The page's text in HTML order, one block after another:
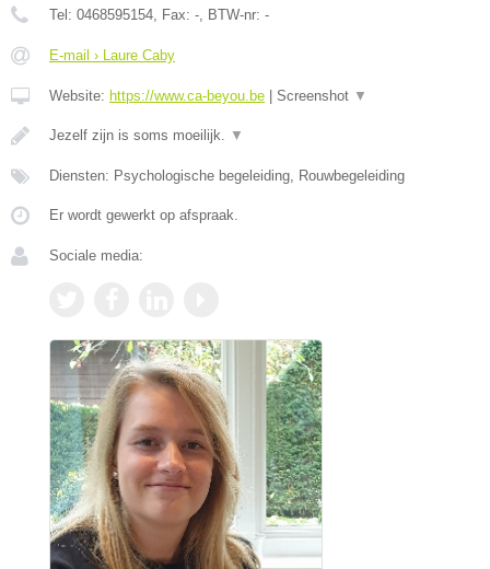
Tel: 0468595154, Fax: -, BTW-nr: -
E-mail › Laure Caby
Website: https://www.ca-beyou.be Screenshot ▼
Jezelf zijn is soms moeilijk. ▼
Diensten: Psychologische begeleiding, Rouwbegeleiding
Er wordt gewerkt op afspraak.
Sociale media: